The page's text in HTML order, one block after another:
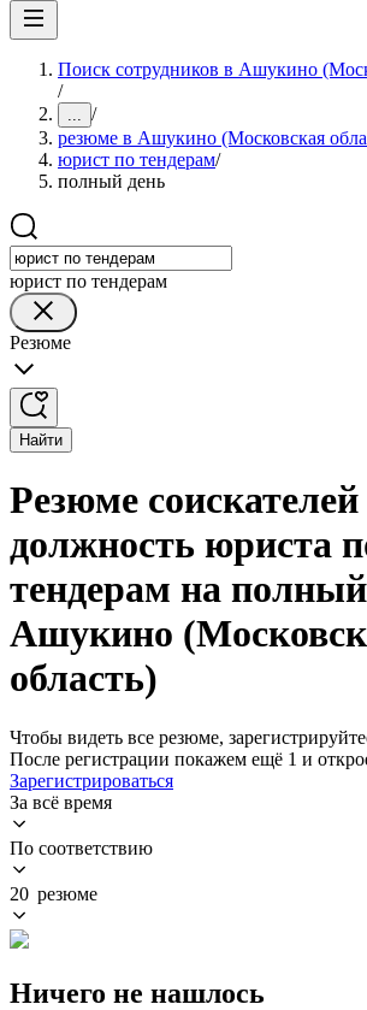
Поиск сотрудников в Ашукино
/
... /
резюме в Ашукино (Московская
юрист по тендерам/
полный день
юрист по тендерам
Резюме
Найти
Резюме
должность юриста
тендерам на
Ашукино
область)
Чтобы видеть все резюме,
После регистрации покажем ещё 1 и
Зарегистрироваться
За всё время
По соответствию
20 резюме
Ничего не нашлось